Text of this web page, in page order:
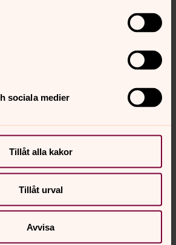
sociala medier
Tillåt alla kakor
Tillåt urval
Avvisa
församling
70 68